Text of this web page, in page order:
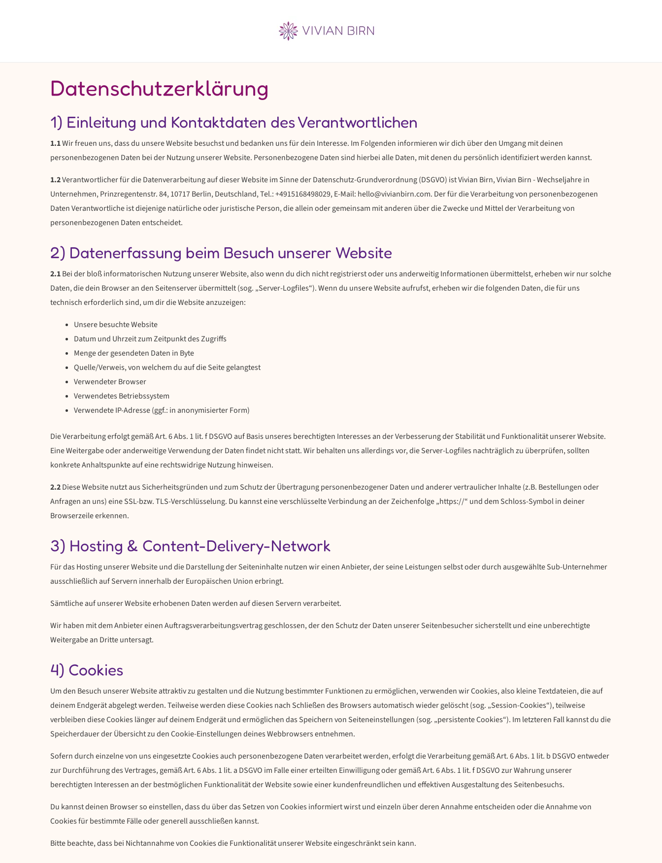
Datenschutzerklärung
1) Einleitung und Kontaktdaten des Verantwortlichen
1.1Wir freuen uns, dass du unsere Website besuchst und bedanken uns für dein Interesse. Im Folgenden informieren wir dich über den Umgang mit deinen
personenbezogenen Daten bei der Nutzung unserer Website. Personenbezogene Daten sind hierbei alle Daten, mit denen du persönlich identifiziert werden kannst.
1.2Verantwortlicher für die Datenverarbeitung auf dieser Website im Sinne der Datenschutz-Grundverordnung (DSGVO) ist Vivian Birn, Vivian Birn - Wechseljahre in
Unternehmen, Prinzregentenstr. 84, 10717 Berlin, Deutschland, Tel.: +4915168498029, E-Mail: hello@vivianbirn.com. Der für die Verarbeitung von personenbezogenen
Daten Verantwortliche ist diejenige natürliche oder juristische Person, die allein oder gemeinsam mit anderen über die Zwecke und Mittel der Verarbeitung von
personenbezogenen Daten entscheidet.
2) Datenerfassung beim Besuch unserer Website
2.1Bei der bloß informatorischen Nutzung unserer Website, also wenn du dich nicht registrierst oder uns anderweitig Informationen übermittelst, erheben wir nur solche
Daten, die dein Browser an den Seitenserver übermittelt (sog. „Server-Logfiles“). Wenn du unsere Website aufrufst, erheben wir die folgenden Daten, die für uns
technisch erforderlich sind, um dir die Website anzuzeigen:
Unsere besuchte Website
Datum und Uhrzeit zum Zeitpunkt des Zugriffs
Menge der gesendeten Daten in Byte
Quelle/Verweis, von welchem du auf die Seite gelangtest
Verwendeter Browser
Verwendetes Betriebssystem
Verwendete IP-Adresse (ggf.: in anonymisierter Form)
Die Verarbeitung erfolgt gemäß Art. 6 Abs. 1 lit. f DSGVO auf Basis unseres berechtigten Interesses an der Verbesserung der Stabilität und Funktionalität unserer Website.
Eine Weitergabe oder anderweitige Verwendung der Daten findet nicht statt. Wir behalten uns allerdings vor, die Server-Logfiles nachträglich zu überprüfen, sollten
konkrete Anhaltspunkte auf eine rechtswidrige Nutzung hinweisen.
2.2Diese Website nutzt aus Sicherheitsgründen und zum Schutz der Übertragung personenbezogener Daten und anderer vertraulicher Inhalte (z.B. Bestellungen oder
Anfragen an uns) eine SSL-bzw. TLS-Verschlüsselung. Du kannst eine verschlüsselte Verbindung an der Zeichenfolge „https://“ und dem Schloss-Symbol in deiner
Browserzeile erkennen.
3) Hosting & Content-Delivery-Network
Für das Hosting unserer Website und die Darstellung der Seiteninhalte nutzen wir einen Anbieter, der seine Leistungen selbst oder durch ausgewählte Sub-Unternehmer
ausschließlich auf Servern innerhalb der Europäischen Union erbringt.
Sämtliche auf unserer Website erhobenen Daten werden auf diesen Servern verarbeitet.
Wir haben mit dem Anbieter einen Auftragsverarbeitungsvertrag geschlossen, der den Schutz der Daten unserer Seitenbesucher sicherstellt und eine unberechtigte
Weitergabe an Dritte untersagt.
4) Cookies
Um den Besuch unserer Website attraktiv zu gestalten und die Nutzung bestimmter Funktionen zu ermöglichen, verwenden wir Cookies, also kleine Textdateien, die auf
deinem Endgerät abgelegt werden. Teilweise werden diese Cookies nach Schließen des Browsers automatisch wieder gelöscht (sog. „Session-Cookies“), teilweise
verbleiben diese Cookies länger auf deinem Endgerät und ermöglichen das Speichern von Seiteneinstellungen (sog. „persistente Cookies“). Im letzteren Fall kannst du die
Speicherdauer der Übersicht zu den Cookie-Einstellungen deines Webbrowsers entnehmen.
Sofern durch einzelne von uns eingesetzte Cookies auch personenbezogene Daten verarbeitet werden, erfolgt die Verarbeitung gemäß Art. 6 Abs. 1 lit. b DSGVO entweder
zur Durchführung des Vertrages, gemäß Art. 6 Abs. 1 lit. a DSGVO im Falle einer erteilten Einwilligung oder gemäß Art. 6 Abs. 1 lit. f DSGVO zur Wahrung unserer
berechtigten Interessen an der bestmöglichen Funktionalität der Website sowie einer kundenfreundlichen und effektiven Ausgestaltung des Seitenbesuchs.
Du kannst deinen Browser so einstellen, dass du über das Setzen von Cookies informiert wirst und einzeln über deren Annahme entscheiden oder die Annahme von
Cookies für bestimmte Fälle oder generell ausschließen kannst.
Bitte beachte, dass bei Nichtannahme von Cookies die Funktionalität unserer Website eingeschränkt sein kann.